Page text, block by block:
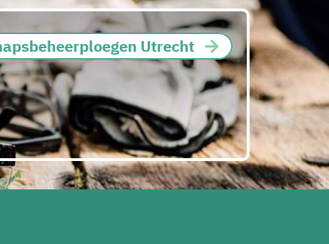
Utrecht